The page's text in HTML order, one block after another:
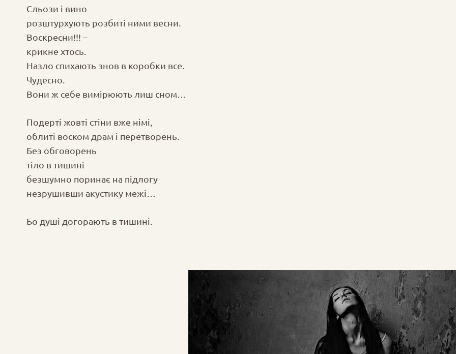
Сльози і вино
розштурхують розбиті ними весни.
Воскресни!!! –
крикне хтось.
Назло спихають знов в коробки все.
Чудесно.
Вони ж себе вимірюють лиш сном…
Подерті жовті стіни вже німі,
облиті воском драм і перетворень.
Без обговорень
тіло в тишині
безшумно поринає на підлогу
незрушивши акустику межі…
Бо душі догорають в тишині.